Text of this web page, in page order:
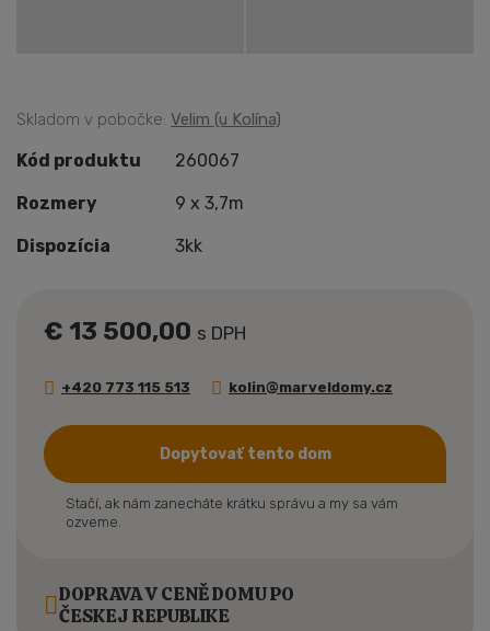
Skladom v pobočke: Velim (u Kolína)
Kód produktu 260067
Rozmery 9 x 3,7m
Dispozícia 3kk
€ 13 500,00 s DPH
+420 773 115 513 kolin@marveldomy.cz
Dopytovať tento dom
Stačí, ak nám zanecháte krátku správu a my sa vám
ozveme.
DOPRAVA V CENĚ DOMU PO
ČESKEJ REPUBLIKE